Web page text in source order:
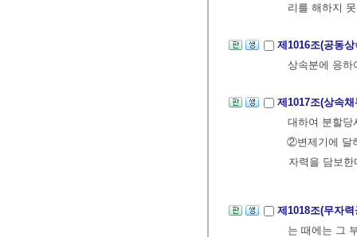
리를 해하지
제1016조(공동
상속분에 응하
제1017조(상속
대하여 분할당
②변제기에 달
자력을 담보한
제1018조(무자
는 때에는 그